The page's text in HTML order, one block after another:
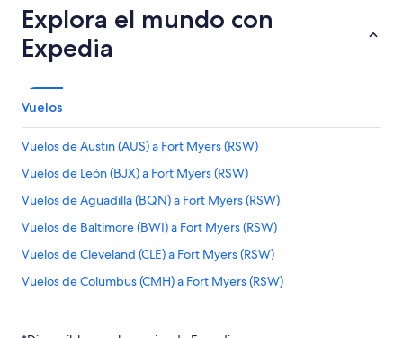
Explora el mundo con
Expedia
Vuelos
Vuelos de Austin (AUS) a Fort Myers (RSW)
Vuelos de León (BJX) a Fort Myers (RSW)
Vuelos de Aguadilla (BQN) a Fort Myers (RSW)
Vuelos de Baltimore (BWI) a Fort Myers (RSW)
Vuelos de Cleveland (CLE) a Fort Myers (RSW)
Vuelos de Columbus (CMH) a Fort Myers (RSW)